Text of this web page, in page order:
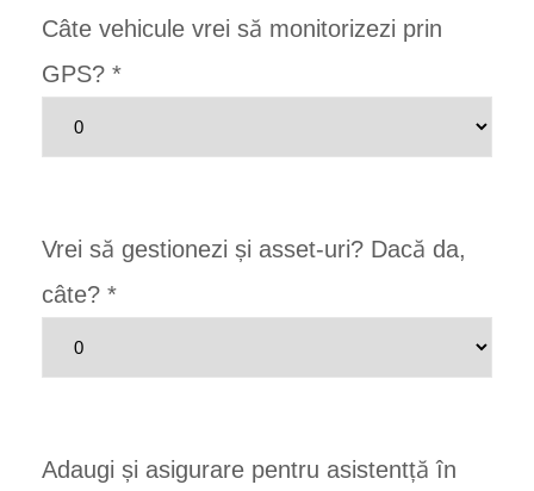
Câte vehicule vrei să monitorizezi prin
GPS? *
Vrei să gestionezi și asset-uri? Dacă da,
câte? *
Adaugi și asigurare pentru asistentță în